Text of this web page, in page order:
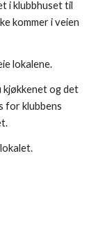
i klubbhuset til
kommer i veien
lokalene.
kjøkkenet og det
for klubbens